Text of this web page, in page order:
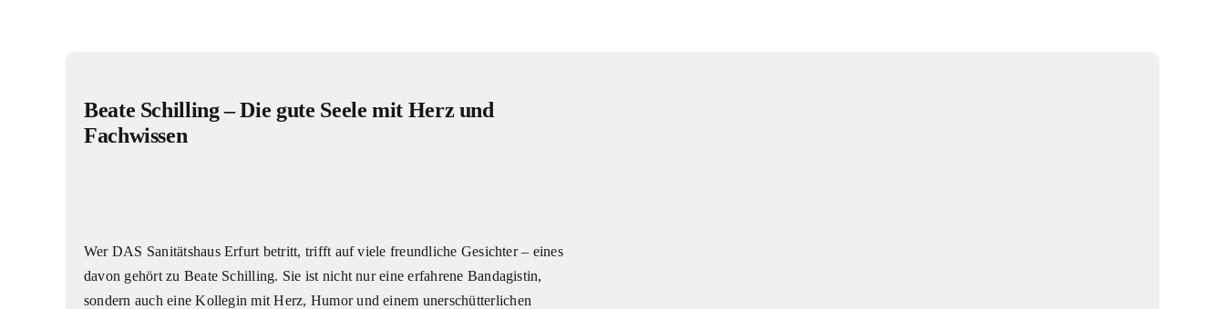
Beate Schilling – Die gute Seele mit Herz und
Fachwissen
Wer DAS Sanitätshaus Erfurt betritt, trifft auf viele freundliche Gesichter – eines
davon gehört zu Beate Schilling. Sie ist nicht nur eine erfahrene Bandagistin,
sondern auch eine Kollegin mit Herz, Humor und einem unerschütterlichen